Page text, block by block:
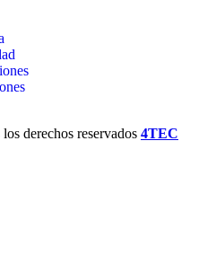
derechos reservados 4TEC